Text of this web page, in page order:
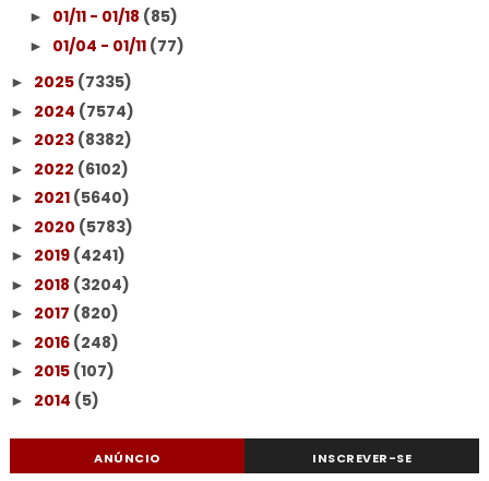
► 01/11 - 01/18 (85)
► 01/04 - 01/11 (77)
► 2025 (7335)
► 2024 (7574)
► 2023 (8382)
► 2022 (6102)
► 2021 (5640)
► 2020 (5783)
► 2019 (4241)
► 2018 (3204)
► 2017 (820)
► 2016 (248)
► 2015 (107)
► 2014 (5)
ANÚNCIO INSCREVER-SE